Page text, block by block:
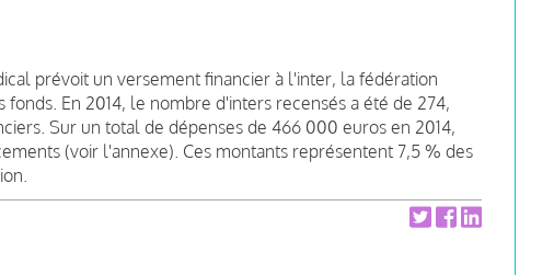
prévoit un versement financier à l'inter, la fédération
En 2014, le nombre d'inters recensés a été de 274,
Sur un total de dépenses de 466 000 euros en 2014,
(voir l'annexe). Ces montants représentent 7,5 % des